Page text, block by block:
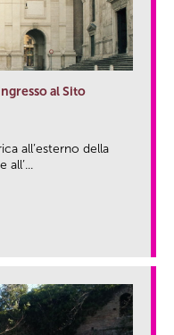
al Sito
all’esterno della
all’...